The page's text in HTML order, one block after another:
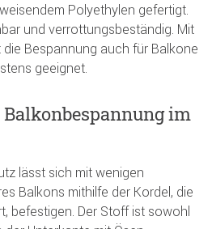
Polyethylen gefertigt.
und verrottungsbeständig. Mit
Bespannung auch für Balkone
geeignet.
im
lässt sich mit wenigen
Balkons mithilfe der Kordel, die
befestigen. Der Stoff ist sowohl